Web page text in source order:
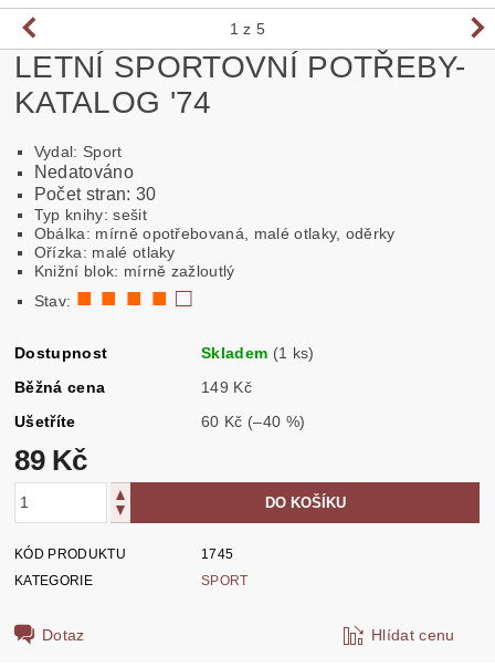
1 z 5
LETNÍ SPORTOVNÍ POTŘEBY-
KATALOG '74
Vydal: Sport
Nedatováno
Počet stran: 30
Typ knihy: sešit
Obálka: mírně opotřebovaná, malé otlaky, oděrky
Ořízka: malé otlaky
Knižní blok: mírně zažloutlý
Stav: ■ ■ ■ ■ □
Dostupnost Skladem (1 ks)
Běžná cena
149 Kč
Ušetříte
60 Kč (–40 %)
89 Kč
KÓD PRODUKTU
1745
KATEGORIE
SPORT
Dotaz Hlídat cenu